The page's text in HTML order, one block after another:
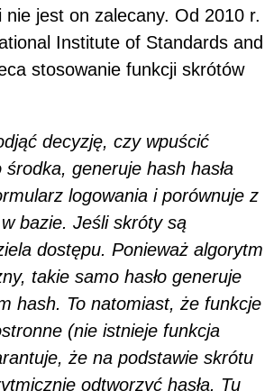
nie jest on zalecany. Od 2010 r.
Institute of Standards and
stosowanie funkcji skrótów
decyzję, czy wpuścić
generuje hash hasła
logowania i porównuje z
bazie. Jeśli skróty są
dostępu. Ponieważ algorytm
takie samo hasło generuje
hash. To natomiast, że funkcje
(nie istnieje funkcja
że na podstawie skrótu
odtworzyć hasła. Tu